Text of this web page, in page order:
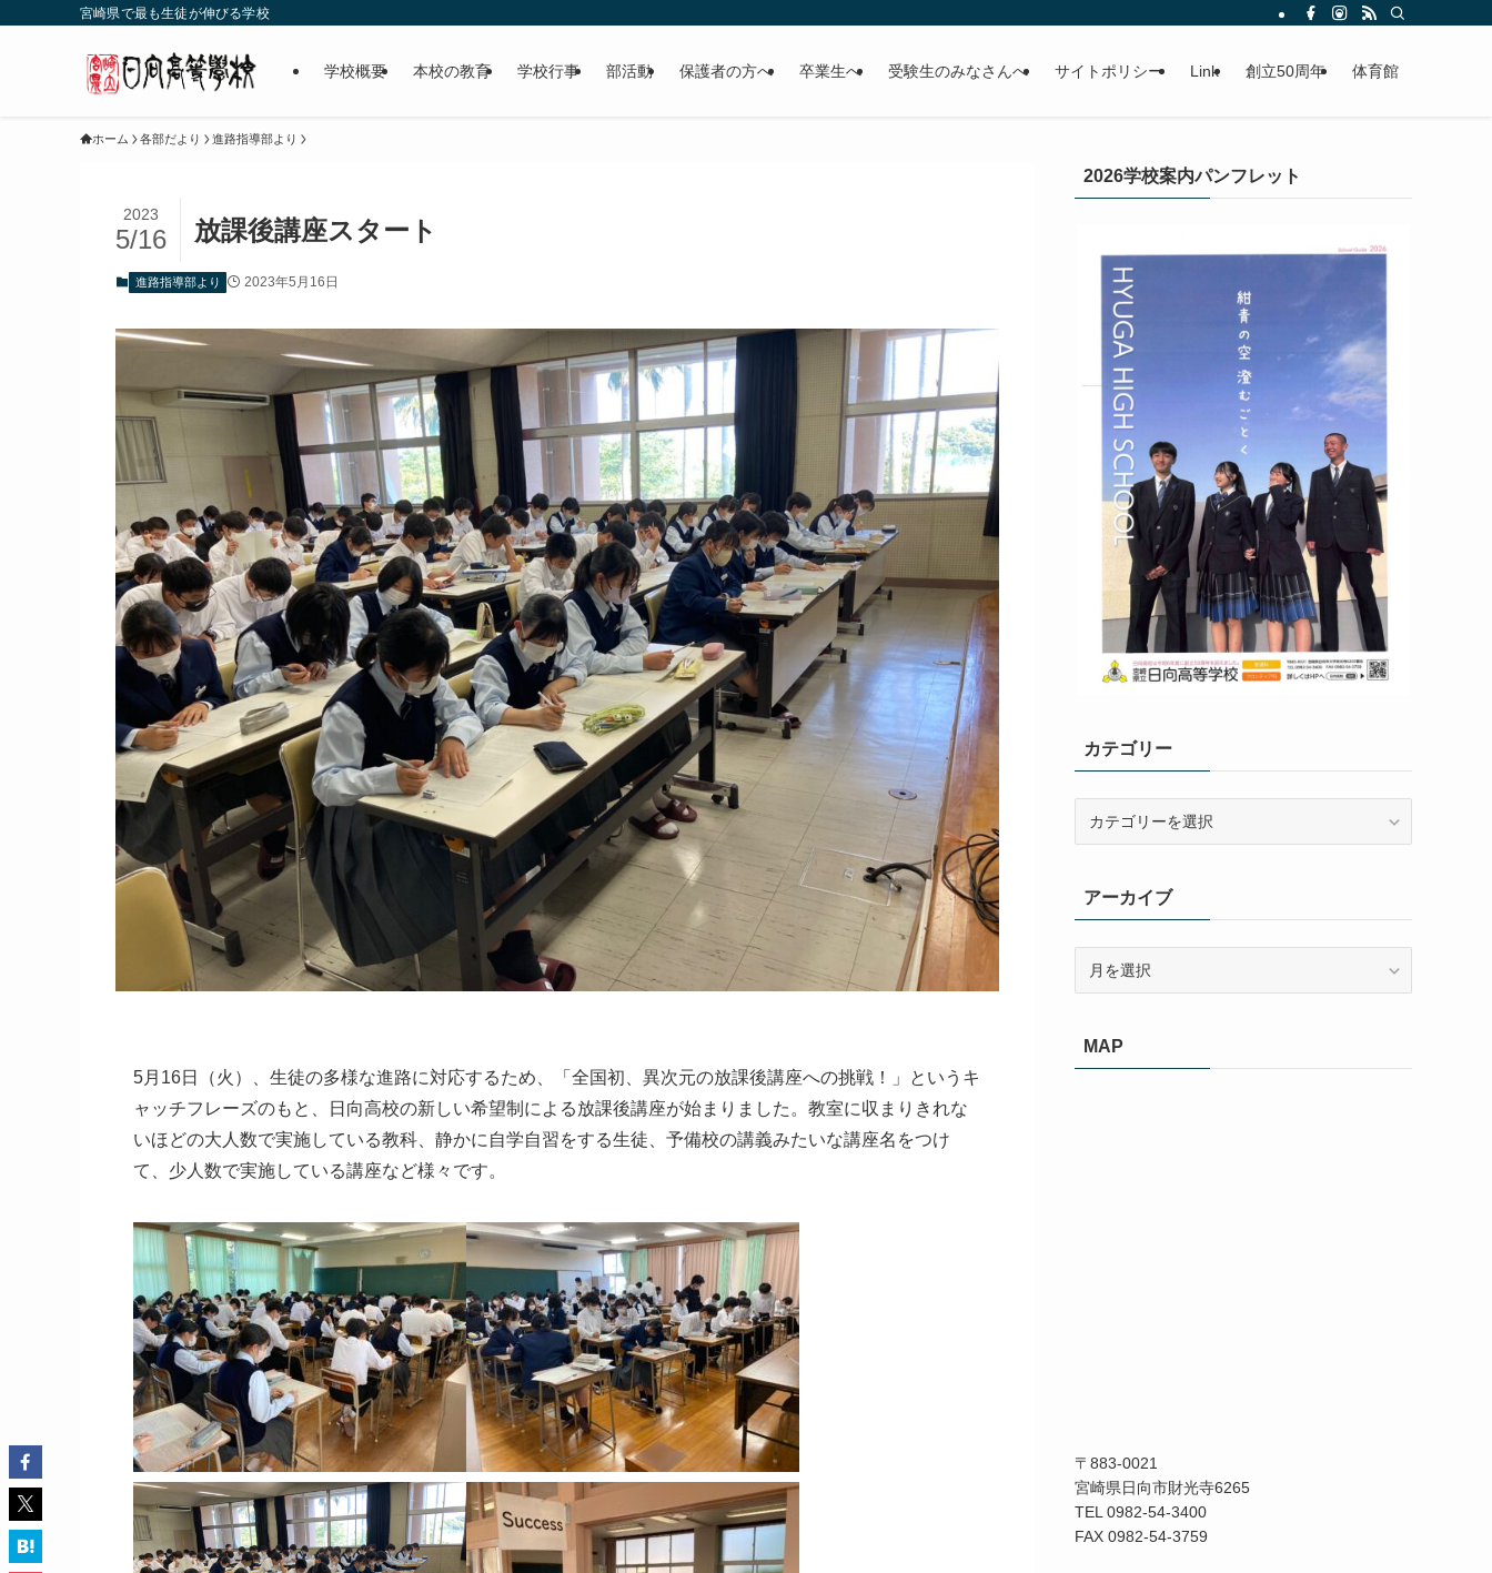
宮崎県で最も生徒が伸びる学校
学校概要 本校の教育 学校行事 部活動 保護者の方へ 卒業生へ 受験生のみなさんへ サイトポリシー Link 創立50周年 体育館
ホーム 各部だより 進路指導部より
放課後講座スタート
2023
5/16
進路指導部より 2023年5月16日
5月16日（火）、生徒の多様な進路に対応するため、「全国初、異次元の放課後講座への挑戦！」というキ
ャッチフレーズのもと、日向高校の新しい希望制による放課後講座が始まりました。教室に収まりきれな
いほどの大人数で実施している教科、静かに自学自習をする生徒、予備校の講義みたいな講座名をつけ
て、少人数で実施している講座など様々です。
2026学校案内パンフレット
カテゴリー
ーアーカイブ
ブMAP
〒883-0021
宮崎県日向市財光寺6265
TEL 0982-54-3400
FAX 0982-54-3759